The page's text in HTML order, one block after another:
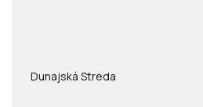
Dunajská Streda